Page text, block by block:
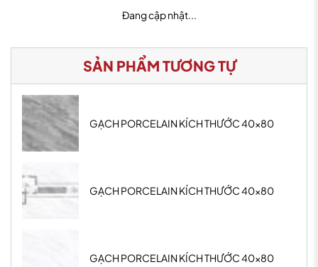
Đang cập nhật...
SẢN PHẨM TƯƠNG TỰ
GẠCH PORCELAIN KÍCH THƯỚC 40x80
GẠCH PORCELAIN KÍCH THƯỚC 40x80
GẠCH PORCELAIN KÍCH THƯỚC 40x80